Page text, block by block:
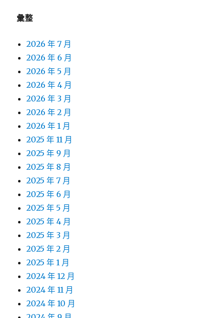
彙整
2026 年 7 月
2026 年 6 月
2026 年 5 月
2026 年 4 月
2026 年 3 月
2026 年 2 月
2026 年 1 月
2025 年 11 月
2025 年 9 月
2025 年 8 月
2025 年 7 月
2025 年 6 月
2025 年 5 月
2025 年 4 月
2025 年 3 月
2025 年 2 月
2025 年 1 月
2024 年 12 月
2024 年 11 月
2024 年 10 月